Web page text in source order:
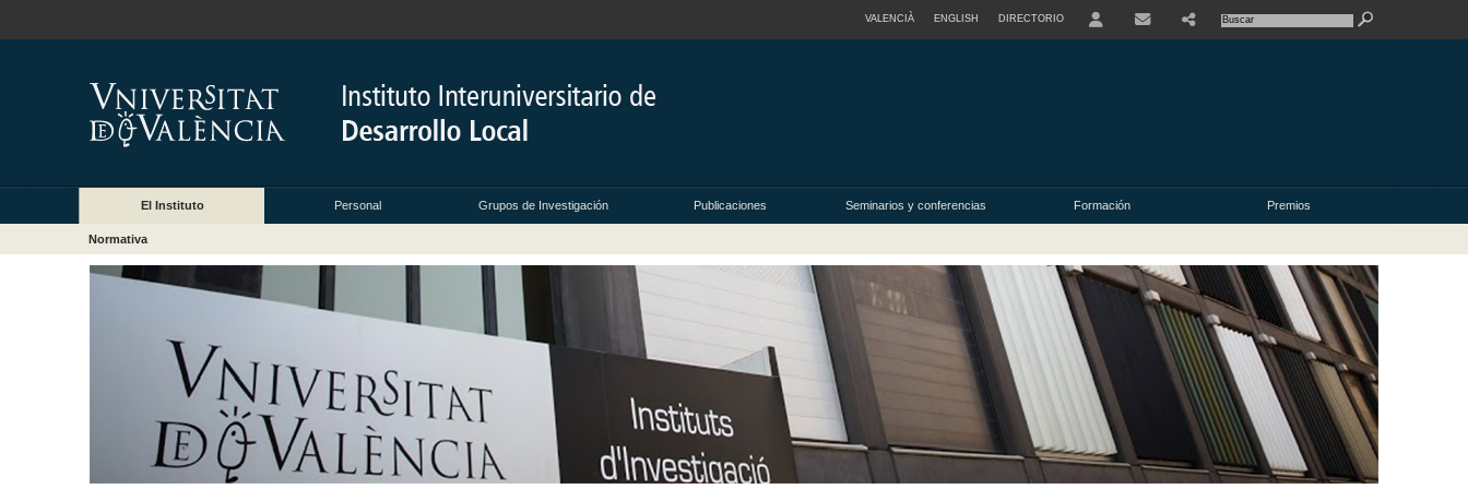
VALENCIÀ ENGLISH DIRECTORIO
El Instituto Personal Grupos de Investigación Publicaciones Seminarios y conferencias Formación Premios
Normativa